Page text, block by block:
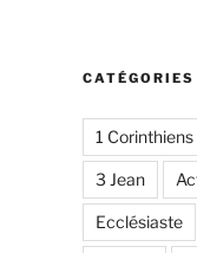
CATÉGORIES
1 Corinthiens
3 Jean
Ecclésiaste